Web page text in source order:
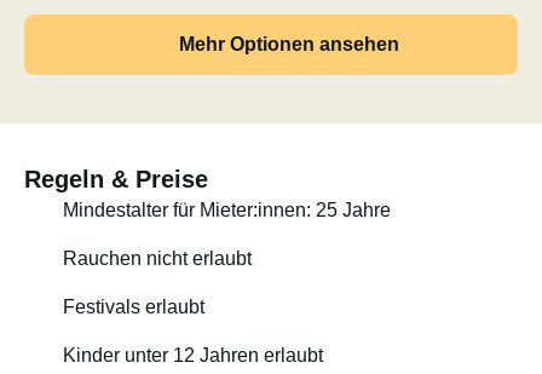
Mehr Optionen ansehen
Regeln & Preise
Mindestalter für Mieter:innen: 25 Jahre
Rauchen nicht erlaubt
Festivals erlaubt
Kinder unter 12 Jahren erlaubt